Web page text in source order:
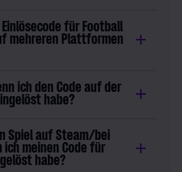
für Football
mehreren Plattformen
ich den Code auf der
habe?
Spiel auf Steam/bei
ich meinen Code für
habe?